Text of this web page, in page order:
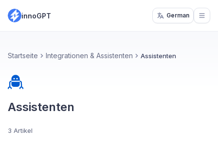
innoGPT German
Startseite Integrationen & Assistenten Assistenten
Assistenten
3 Artikel